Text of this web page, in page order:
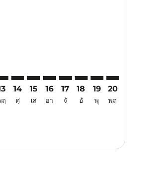
ฤ
14
ศุ
15
เส
16
อา
17
จั
18
อั
19
พุ
20
พฤ